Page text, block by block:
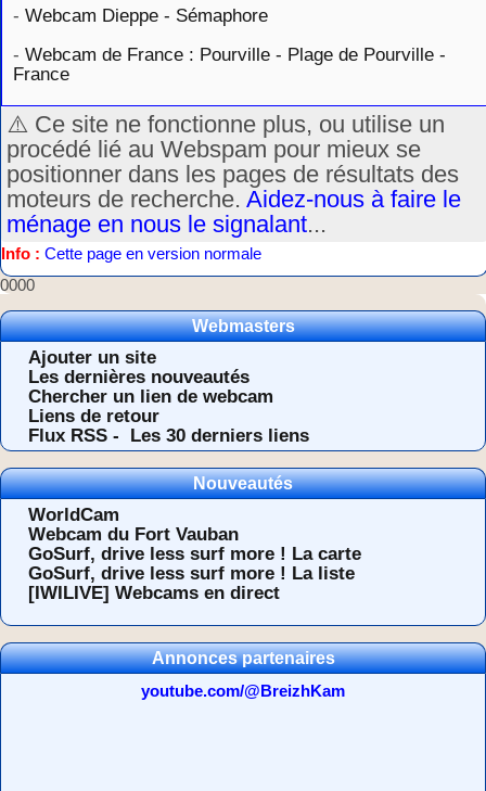
- Webcam Dieppe - Sémaphore
- Webcam de France : Pourville - Plage de Pourville -
France
⚠️ Ce site ne fonctionne plus, ou utilise un
procédé lié au Webspam pour mieux se
positionner dans les pages de résultats des
moteurs de recherche. Aidez-nous à faire le
ménage en nous le signalant...
Info : Cette page en version normale
0000
Webmasters
Ajouter un site
Les dernières nouveautés
Chercher un lien de webcam
Liens de retour
Flux RSS -
Les 30 derniers liens
Nouveautés
WorldCam
Webcam du Fort Vauban
GoSurf, drive less surf more ! La carte
GoSurf, drive less surf more ! La liste
[IWILIVE] Webcams en direct
Annonces partenaires
youtube.com/@BreizhKam